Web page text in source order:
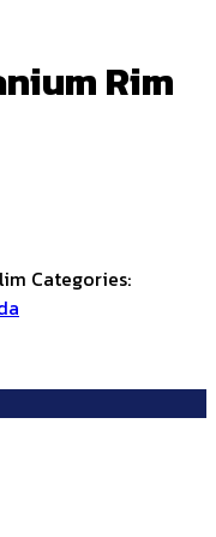
Rim
Categories: